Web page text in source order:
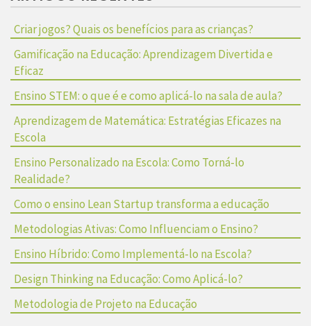
Criar jogos? Quais os benefícios para as crianças?
Gamificação na Educação: Aprendizagem Divertida e
Eficaz
Ensino STEM: o que é e como aplicá-lo na sala de aula?
Aprendizagem de Matemática: Estratégias Eficazes na
Escola
Ensino Personalizado na Escola: Como Torná-lo
Realidade?
Como o ensino Lean Startup transforma a educação
Metodologias Ativas: Como Influenciam o Ensino?
Ensino Híbrido: Como Implementá-lo na Escola?
Design Thinking na Educação: Como Aplicá-lo?
Metodologia de Projeto na Educação